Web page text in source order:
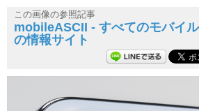
この画像の参照記事
mobileASCII - すべてのモバイ
の情報サイト